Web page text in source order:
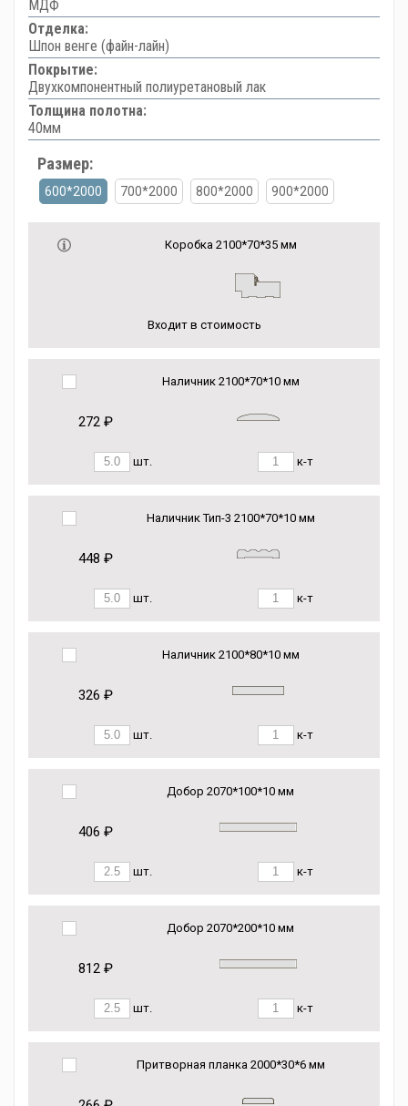
МДФ
Отделка:
Шпон венге (файн-лайн)
Покрытие:
Двухкомпонентный полиуретановый лак
Толщина полотна:
40мм
Размер:
600*2000 700*2000 800*2000 900*2000
Коробка 2100*70*35 мм
Входит в стоимость
Наличник 2100*70*10 мм
272 ₽
шт. к-т
Наличник Тип-3 2100*70*10 мм
448 ₽
шт. к-т
Наличник 2100*80*10 мм
326 ₽
шт. к-т
Добор 2070*100*10 мм
406 ₽
шт. к-т
Добор 2070*200*10 мм
812 ₽
шт. к-т
Притворная планка 2000*30*6 мм